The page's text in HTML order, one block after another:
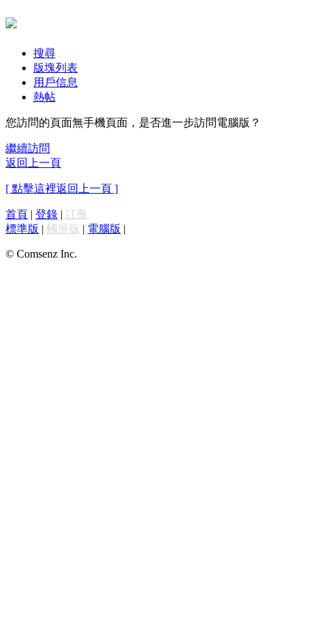
搜尋
版塊列表
用戶信息
熱帖
您訪問的頁面無手機頁面，是否進一步訪問電腦版？
繼續訪問
返回上一頁
[ 點擊這裡返回上一頁 ]
首頁 | 登錄 | 註冊
標準版 | 觸屏版 | 電腦版 |
© Comsenz Inc.